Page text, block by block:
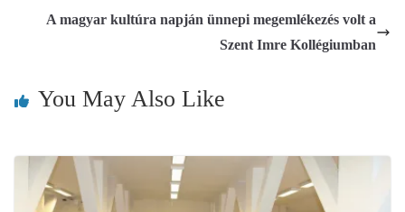
A magyar kultúra napján ünnepi megemlékezés volt a
Szent Imre Kollégiumban
You May Also Like